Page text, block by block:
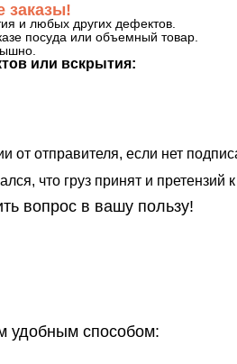
заказы!
и любых других дефектов.
посуда или объемный товар.
или вскрытия:
отправителя, если нет
что груз принят и претензий к
вопрос в вашу пользу!
удобным способом: